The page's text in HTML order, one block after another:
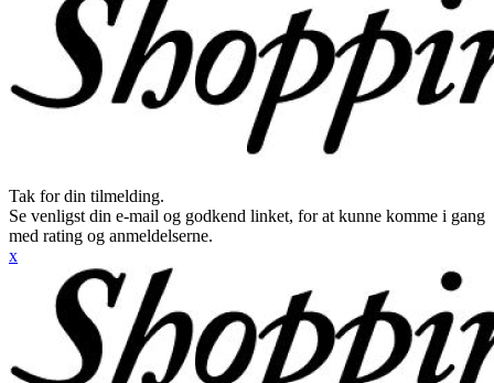
Tak for din tilmelding.
Se venligst din e-mail og godkend linket, for at kunne komme i gang
med rating og anmeldelserne.
x